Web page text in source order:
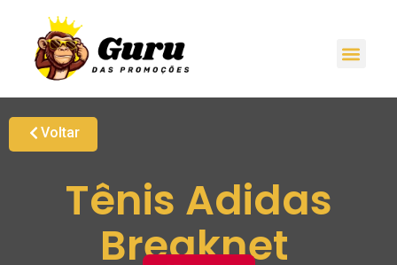
Voltar
Tênis Adidas
Breaknet